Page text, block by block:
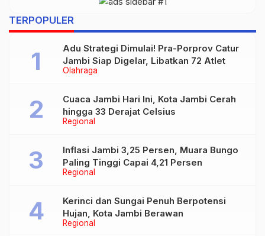
TERPOPULER
Olahraga
Adu Strategi Dimulai! Pra-Porprov Catur
Jambi Siap Digelar, Libatkan 72 Atlet
Regional
Cuaca Jambi Hari Ini, Kota Jambi Cerah
hingga 33 Derajat Celsius
Regional
Inflasi Jambi 3,25 Persen, Muara Bungo
Paling Tinggi Capai 4,21 Persen
Regional
Kerinci dan Sungai Penuh Berpotensi
Hujan, Kota Jambi Berawan